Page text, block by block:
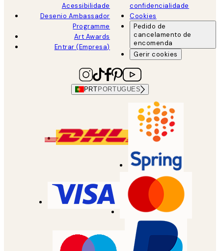
Acessibilidade
Desenio Ambassador
Programme
Art Awards
Entrar (Empresa)
confidencialidade
Cookies
Pedido de
cancelamento de
encomenda
Gerir cookies
PRT PORTUGUES